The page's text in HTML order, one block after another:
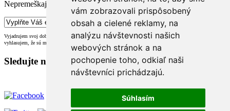
vám zobrazovali prispôsobený
obsah a cielené reklamy, na
analýzu návštevnosti našich
webových stránok a na
pochopenie toho, odkiaľ naši
návštevníci prichádzajú.
Súhlasím
Nepremeškajte naše novinky, zľavy a promo akcie!
Vyjadrujem svoj dobrovoľný súhlas so spracovaním svojich osobných údajov za účelom odberu noviniek a
vyhlasujem, že sú mi známe moje práva, vrátane práva na odvolanie súhlasu (
Sledujte nás na: